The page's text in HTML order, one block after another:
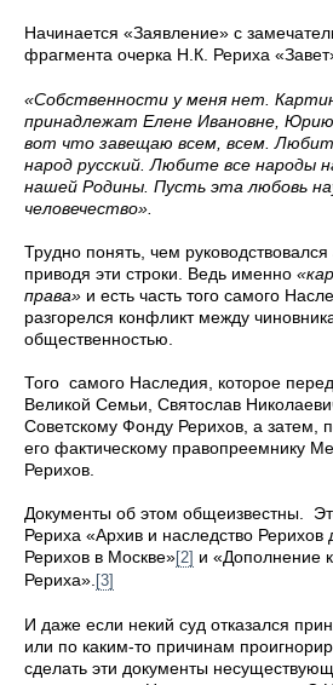
Начинается «Заявление» с
фрагмента очерка Н.К. Рериха
«Собственности у меня нет.
принадлежат Елене Ивановне,
вот что завещаю всем, всем.
народ русский. Любите все народы
нашей Родины. Пусть эта любовь
человечество»
Трудно понять, чем
приводя эти строки. Ведь именно
права» и есть часть того самого
разгорелся конфликт между
общественностью.
Того самого Наследия, которое
Великой Семьи, Святослав
Советскому Фонду Рерихов, а затем,
его фактическому правопреемнику
Рерихов.
Документы об этом общеизвестны.
Рериха «Архив и наследство Рерихов
Рерихов в Москве»[2] и «Дополнение
Рериха». [3]
И даже если некий суд отказался
или по каким-то причинам
сделать эти документы